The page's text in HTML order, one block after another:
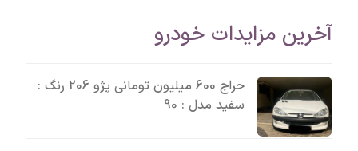
آخرین مزایدات خودرو
حراج 600 میلیون تومانی پژو 206 رنگ :
سفید مدل : 90